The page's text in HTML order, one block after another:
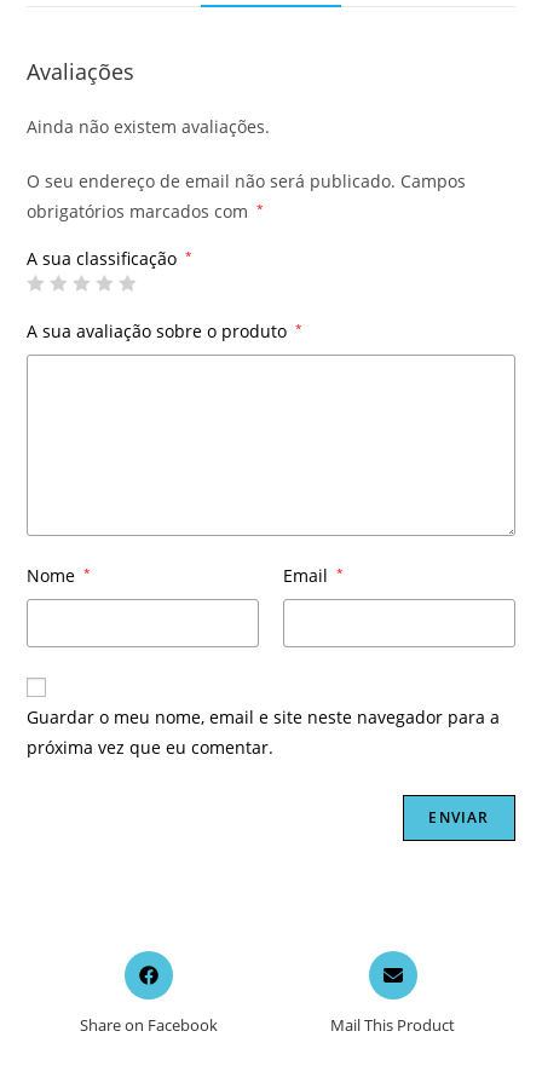
Avaliações
Ainda não existem avaliações.
O seu endereço de email não será publicado. Campos
obrigatórios marcados com
*
A sua classificação *
A sua avaliação sobre o produto *
Nome * Email *
Guardar o meu nome, email e site neste navegador para a
próxima vez que eu comentar.
Opens
in
new
Share on Facebook
Opens
in
a
new
Mail This Product